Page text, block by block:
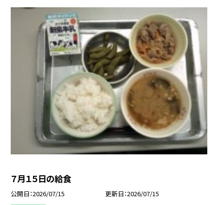
７月１５日の給食
公開日 2026/07/15 更新日 2026/07/15